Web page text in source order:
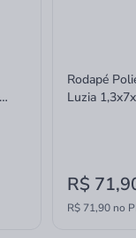
Rodapé
Luzia
R$
R$ 71,90 no